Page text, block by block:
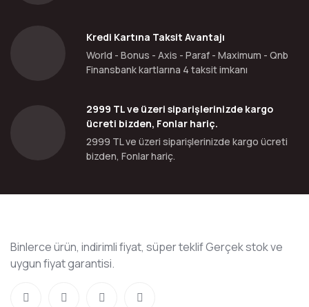
Kredi Kartına Taksit Avantajı
World - Bonus - Axis - Paraf - Maximum - Qnb
Finansbank kartlarına 4 taksit imkanı
2999 TL ve üzeri siparişlerinizde kargo
ücreti bizden, Fonlar hariç.
2999 TL ve üzeri siparişlerinizde kargo ücreti
bizden, Fonlar hariç.
Binlerce ürün, indirimli fiyat, süper teklif Gerçek stok ve
uygun fiyat garantisi.